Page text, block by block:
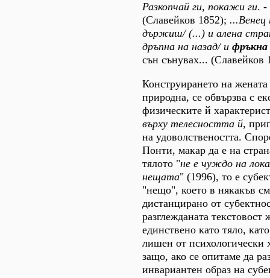
Разкопчай ги, покажи ги. -
(Славейков 1852); ...Венец
държиш/ (...) и алена
дръпна на назад/ и
сън сънувах... (Славейков
Конструирането на
природна, се обвързва с
физическите й
върху телесността й,
на удоволствеността.
Понти, макар да е на
тялото "не е чуждо на
нещата" (1996), то е
"нещо", което в някакъв
дистанцирано от
разглежданата текстовост
единствено като тяло,
лишен от психологически
защо, ако се опитаме да
инвариантен образ на